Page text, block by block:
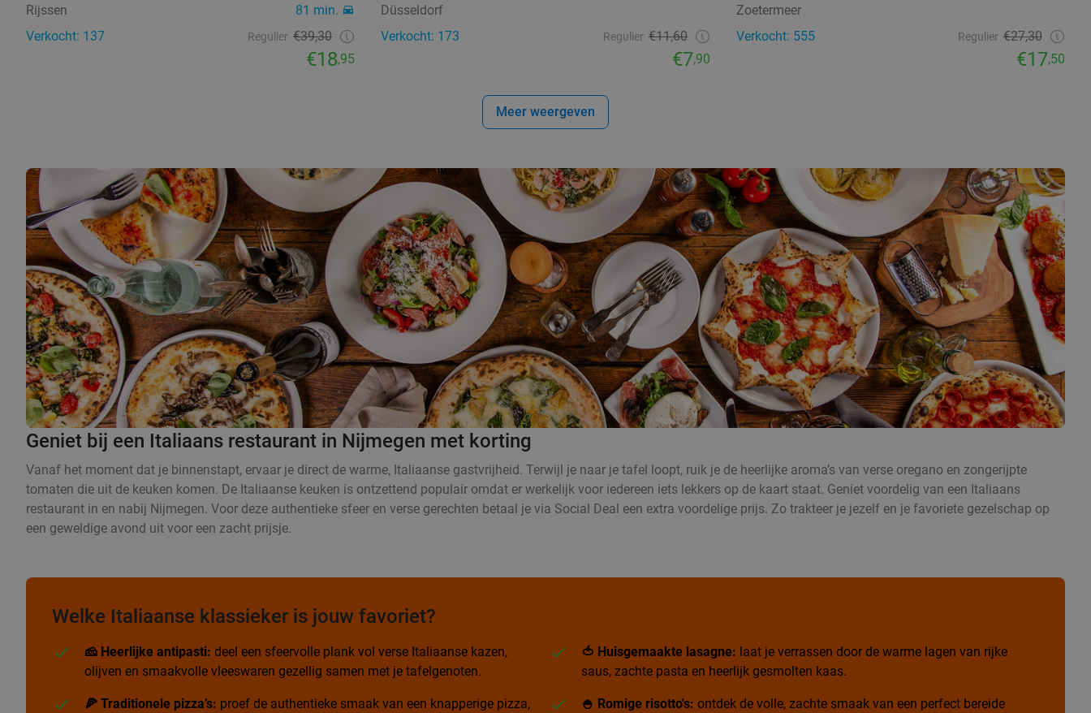
Rijssen
81 min.
Verkocht: 137
Regulier €39,30
€18,95
Düsseldorf
Verkocht: 173
Regulier €11,60
€7,90
Zoetermeer
Verkocht: 555
Regulier €27,30
€17,50
Meer weergeven
Geniet bij een Italiaans restaurant in Nijmegen met korting
Vanaf het moment dat je binnenstapt, ervaar je direct de warme, Italiaanse gastvrijheid. Terwijl je naar je tafel loopt, ruik je de heerlijke aroma’s van verse oregano en zongerijpte
tomaten die uit de keuken komen. De Italiaanse keuken is ontzettend populair omdat er werkelijk voor iedereen iets lekkers op de kaart staat. Geniet voordelig van een Italiaans
restaurant in en nabij Nijmegen. Voor deze authentieke sfeer en verse gerechten betaal je via Social Deal een extra voordelige prijs. Zo trakteer je jezelf en je favoriete gezelschap op
een geweldige avond uit voor een zacht prijsje.
Welke Italiaanse klassieker is jouw favoriet?
🧀 Heerlijke antipasti: deel een sfeervolle plank vol verse Italiaanse kazen,
olijven en smaakvolle vleeswaren gezellig samen met je tafelgenoten.
🍕 Traditionele pizza’s: proef de authentieke smaak van een knapperige pizza,
🍅 Huisgemaakte lasagne: laat je verrassen door de warme lagen van rijke
saus, zachte pasta en heerlijk gesmolten kaas.
🍚 Romige risotto's:ontdek de volle, zachte smaak van een perfect bereide